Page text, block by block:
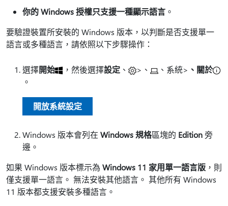
你的 Windows 授權只支援一種顯示語言 。
要驗證裝置所安裝的 Windows 版本，以判斷是否支援單一
語言或多種語言，請依照以下步驟操作：
選擇開始 ，然後選擇設定 、 >、 、系統> 、關於
。
開放系統設定
Windows 版本會列在 Windows 規格區塊的 Edition旁
邊。
如果 Windows 版本標示為 Windows 11 家用單一語言版 ，則
僅支援單一語言。 無法安裝其他語言。 其他所有 Windows
11 版本都支援安裝多種語言。